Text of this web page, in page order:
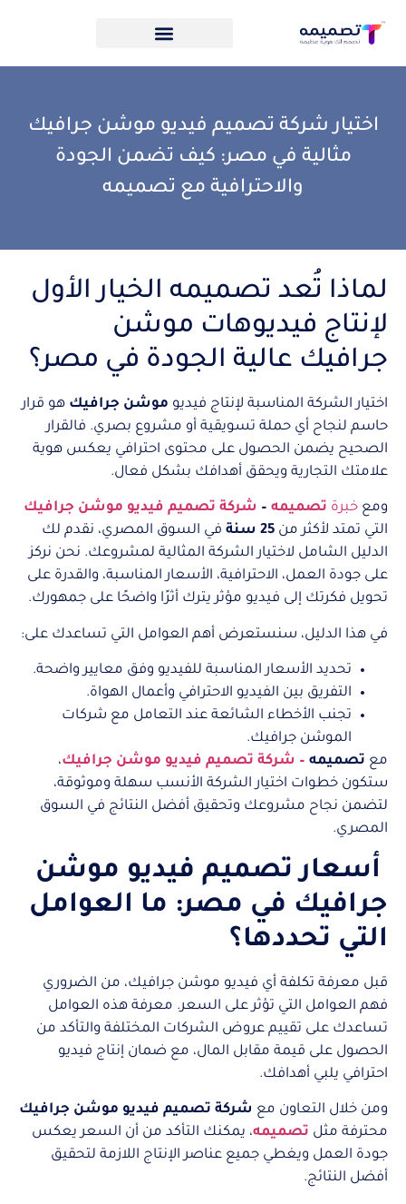
اختيار شركة تصميم فيديو موشن جرافيك
مثالية في مصر: كيف تضمن الجودة
والاحترافية مع تصميمه
لماذا تُعد تصميمه الخيار الأول
لإنتاج فيديوهات موشن
جرافيك عالية الجودة في مصر؟
اختيار الشركة المناسبة لإنتاج فيديو موشن جرافيك هو قرار
حاسم لنجاح أي حملة تسويقية أو مشروع بصري. فالقرار
الصحيح يضمن الحصول على محتوى احترافي يعكس هوية
علامتك التجارية ويحقق أهدافك بشكل فعال.
ومع خبرة تصميمه – شركة تصميم فيديو موشن جرافيك
التي تمتد لأكثر من 25 سنة
في السوق المصري، نقدم لك
الدليل الشامل لاختيار الشركة المثالية لمشروعك. نحن نركز
على جودة العمل، الاحترافية، الأسعار المناسبة، والقدرة على
تحويل فكرتك إلى فيديو مؤثر يترك أثرًا واضحًا على جمهورك.
في هذا الدليل، سنستعرض أهم العوامل التي تساعدك على:
تحديد الأسعار المناسبة للفيديو وفق معايير واضحة.
التفريق بين الفيديو الاحترافي وأعمال الهواة.
تجنب الأخطاء الشائعة عند التعامل مع شركات
الموشن جرافيك.
مع تصميمه – شركة تصميم فيديو موشن جرافيك،
ستكون خطوات اختيار الشركة الأنسب سهلة وموثوقة،
لتضمن نجاح مشروعك وتحقيق أفضل النتائج في السوق
المصري.
أسعار تصميم فيديو موشن
جرافيك في مصر: ما العوامل
التي تحددها؟
قبل معرفة تكلفة أي فيديو موشن جرافيك، من الضروري
فهم العوامل التي تؤثر على السعر. معرفة هذه العوامل
تساعدك على تقييم عروض الشركات المختلفة والتأكد من
الحصول على قيمة مقابل المال، مع ضمان إنتاج فيديو
احترافي يلبي أهدافك.
ومن خلال التعاون مع شركة تصميم فيديو موشن جرافيك
محترفة مثل تصميمه، يمكنك التأكد من أن السعر يعكس
جودة العمل ويغطي جميع عناصر الإنتاج اللازمة لتحقيق
أفضل النتائج.